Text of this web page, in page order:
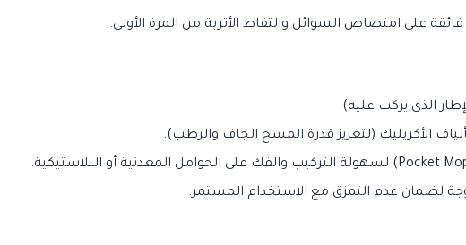
على امتصاص السوائل والتقاط الأتربة من المرة الأولى.
الأكريليك (لتعزيز قدرة المسح الجاف والرطب).
لضمان عدم التمزق مع الاستخدام المستمر.